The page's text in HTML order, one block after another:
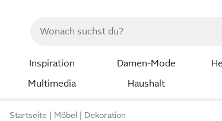
Inspiration Damen-Mode
Multimedia
Haushalt
Startseite Möbel Dekoration